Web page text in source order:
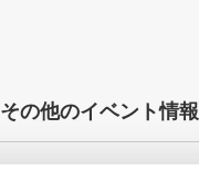
その他のイベント情報